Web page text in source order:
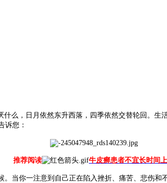
么，日月依然东升西落，四季依然交替轮回。
诉您：
推荐阅读 牛皮癣患者不宜长时间
当你一注意到自己正在陷入挫折、痛苦、悲伤